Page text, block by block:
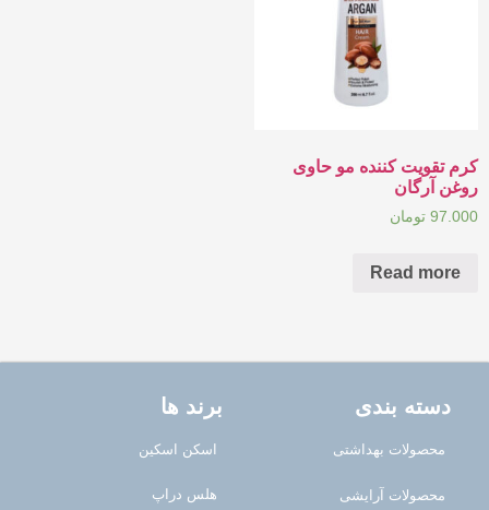
کرم تقویت کننده مو حاوی
روغن آرگان
97.000 تومان
Read more
دسته بندی
محصولات بهداشتی
محصولات آرایشی
برند ها
اسکن اسکین
هلس دراپ